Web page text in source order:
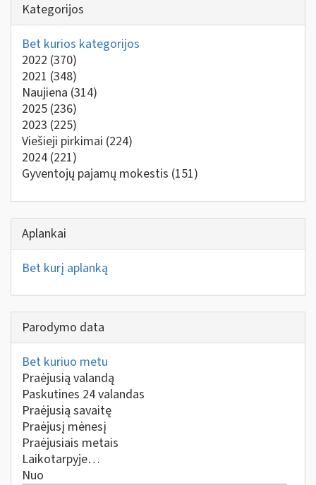
Kategorijos
Bet kurios kategorijos
2022 (370)
2021 (348)
Naujiena (314)
2025 (236)
2023 (225)
Viešieji pirkimai (224)
2024 (221)
Gyventojų pajamų mokestis (151)
Aplankai
Bet kurį aplanką
Parodymo data
Bet kuriuo metu
Praėjusią valandą
Paskutines 24 valandas
Praėjusią savaitę
Praėjusį mėnesį
Praėjusiais metais
Laikotarpyje…
Nuo